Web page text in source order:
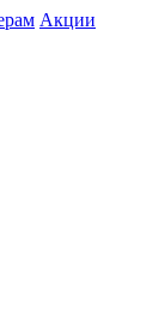
Акции